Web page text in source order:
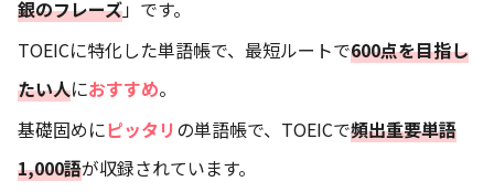
銀のフレーズ」です。
TOEICに特化した単語帳で、最短ルートで600点を目指し
たい人におすすめ。
基礎固めにピッタリ の単語帳で、TOEICで頻出重要単語
1,000語が収録されています。